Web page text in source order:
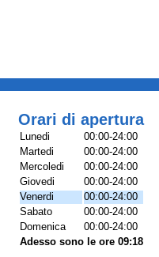
Orari di apertura
Lunedi
00:00-24:00
Martedi
00:00-24:00
Mercoledi
00:00-24:00
Giovedi
00:00-24:00
Venerdi
00:00-24:00
Sabato
00:00-24:00
Domenica
00:00-24:00
Adesso sono le ore 09:18